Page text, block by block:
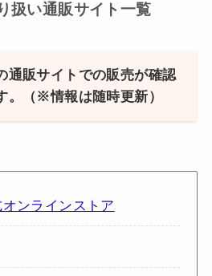
扱い通販サイト一覧
通販サイトでの販売が確認
。（※情報は随時更新）
ンラインストア